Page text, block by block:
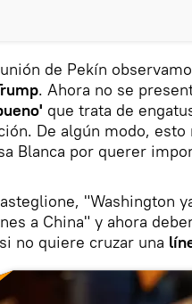
de Pekín
. Ahora no se
que trata de
De algún modo, esto
Blanca por querer
"Washington
a China" y ahora
si no quiere cruzar una